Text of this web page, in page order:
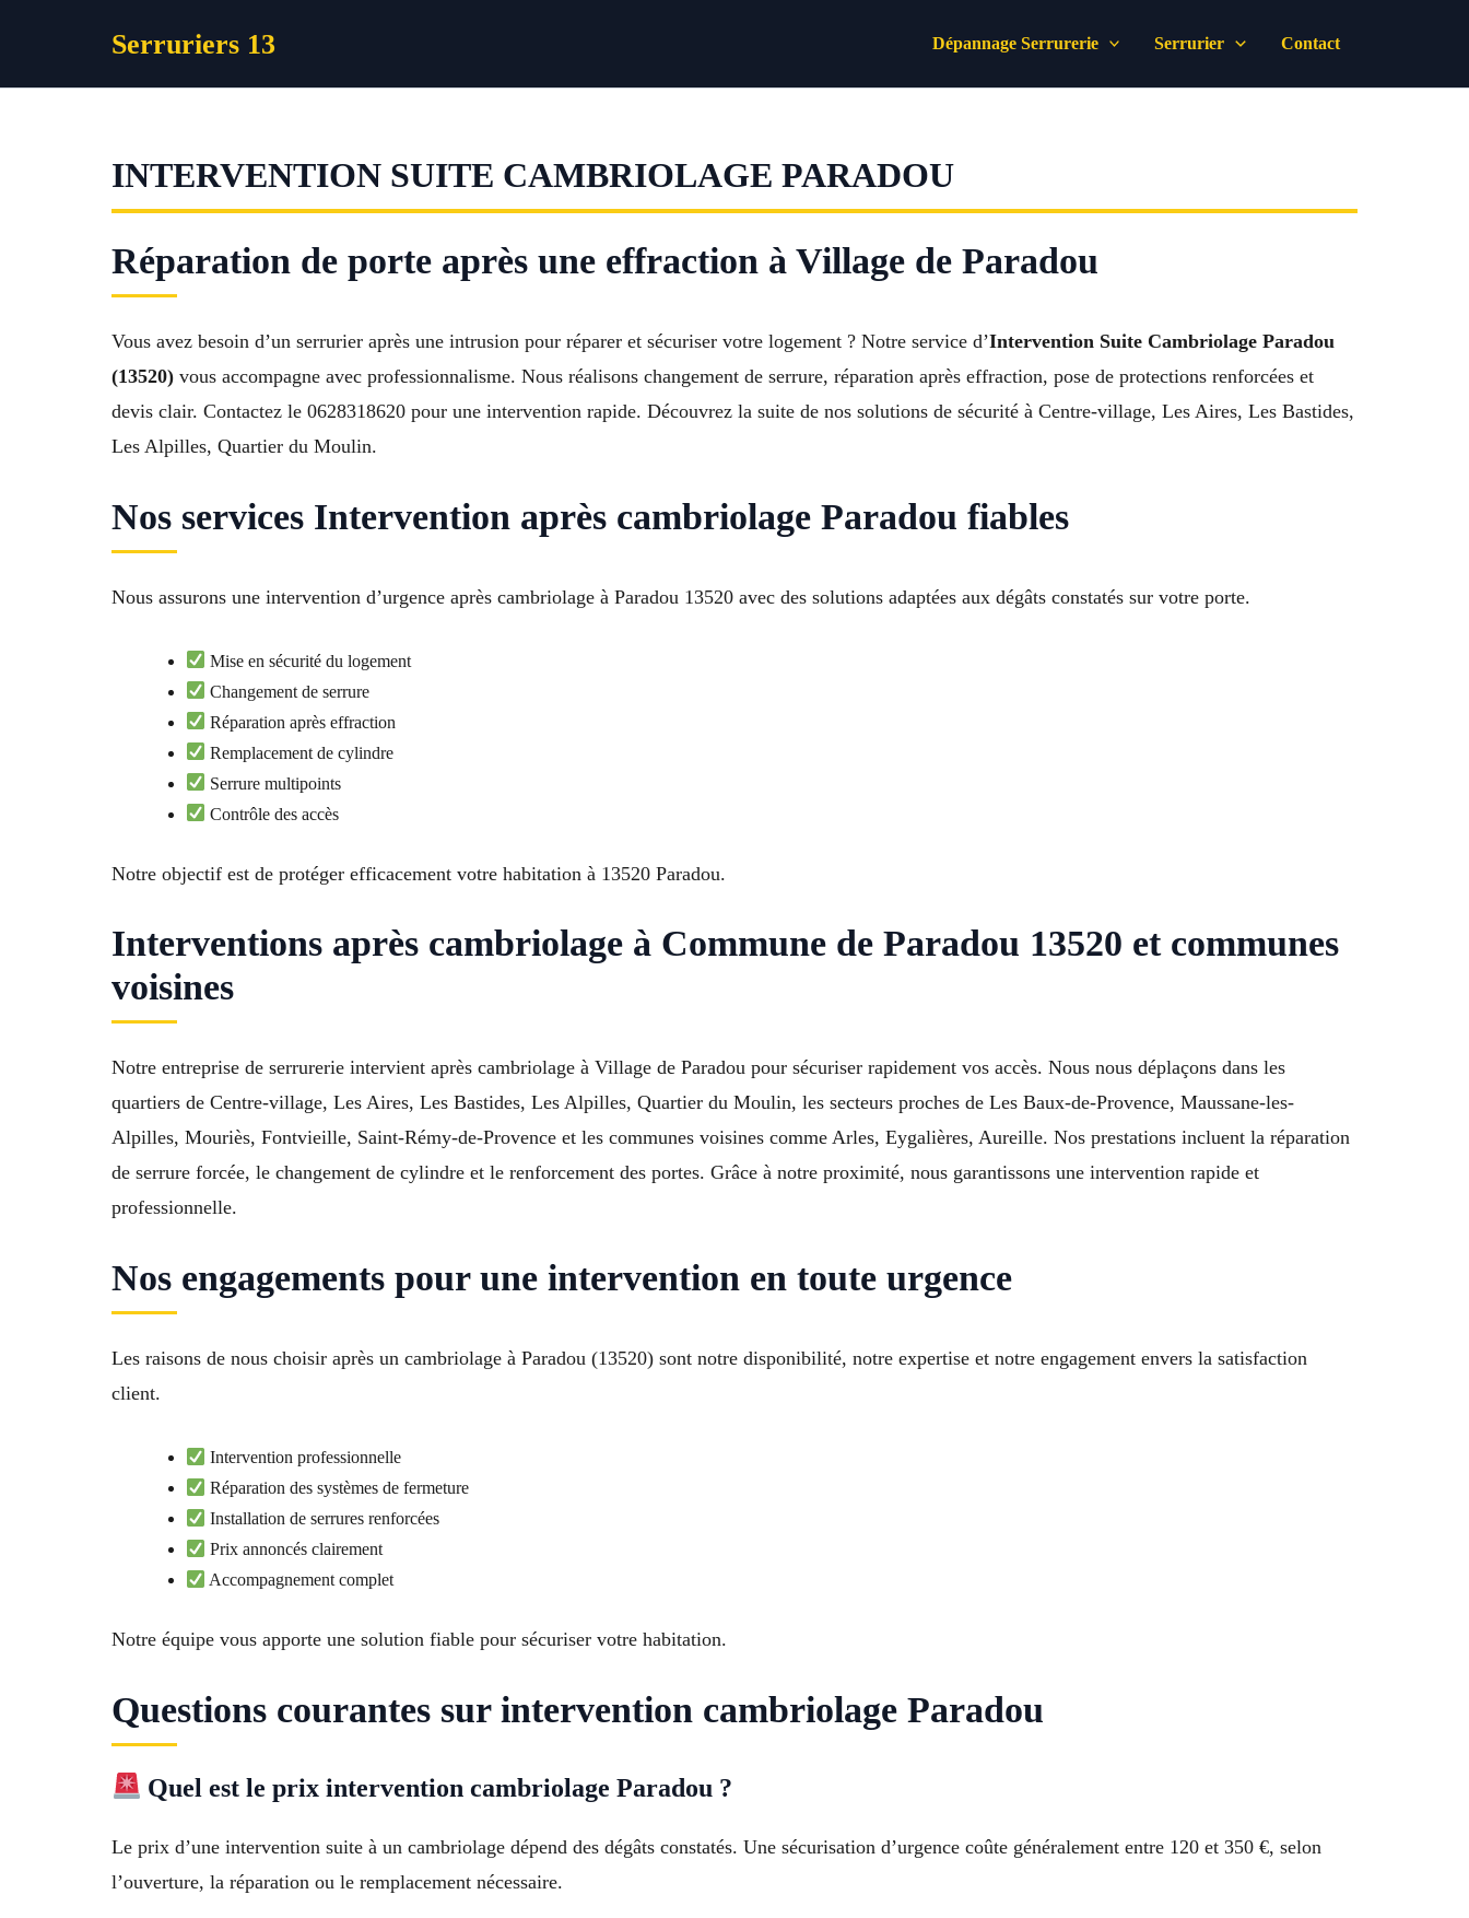
Serruriers 13 Dépannage Serrurerie Serrurier Contact
INTERVENTION SUITE CAMBRIOLAGE PARADOU
Réparation de porte après une effraction à Village de Paradou
Vous avez besoin d’un serrurier après une intrusion pour réparer et sécuriser votre logement ? Notre service d’Intervention Suite Cambriolage Paradou
(13520) vous accompagne avec professionnalisme. Nous réalisons changement de serrure, réparation après effraction, pose de protections renforcées et
devis clair. Contactez le 0628318620 pour une intervention rapide. Découvrez la suite de nos solutions de sécurité à Centre-village, Les Aires, Les Bastides,
Les Alpilles, Quartier du Moulin.
Nos services Intervention après cambriolage Paradou fiables
Nous assurons une intervention d’urgence après cambriolage à Paradou 13520 avec des solutions adaptées aux dégâts constatés sur votre porte.
Mise en sécurité du logement
Changement de serrure
Réparation après effraction
Remplacement de cylindre
Serrure multipoints
Contrôle des accès
Notre objectif est de protéger efficacement votre habitation à 13520 Paradou.
Interventions après cambriolage à Commune de Paradou 13520 et communes
voisines
Notre entreprise de serrurerie intervient après cambriolage à Village de Paradou pour sécuriser rapidement vos accès. Nous nous déplaçons dans les
quartiers de Centre-village, Les Aires, Les Bastides, Les Alpilles, Quartier du Moulin, les secteurs proches de Les Baux-de-Provence, Maussane-les-
Alpilles, Mouriès, Fontvieille, Saint-Rémy-de-Provence et les communes voisines comme Arles, Eygalières, Aureille. Nos prestations incluent la réparation
de serrure forcée, le changement de cylindre et le renforcement des portes. Grâce à notre proximité, nous garantissons une intervention rapide et
professionnelle.
Nos engagements pour une intervention en toute urgence
Les raisons de nous choisir après un cambriolage à Paradou (13520) sont notre disponibilité, notre expertise et notre engagement envers la satisfaction
client.
Intervention professionnelle
Réparation des systèmes de fermeture
Installation de serrures renforcées
Prix annoncés clairement
Accompagnement complet
Notre équipe vous apporte une solution fiable pour sécuriser votre habitation.
Questions courantes sur intervention cambriolage Paradou
Quel est le prix intervention cambriolage Paradou ?
Le prix d’une intervention suite à un cambriolage dépend des dégâts constatés. Une sécurisation d’urgence coûte généralement entre 120 et 350 €, selon
l’ouverture, la réparation ou le remplacement nécessaire.